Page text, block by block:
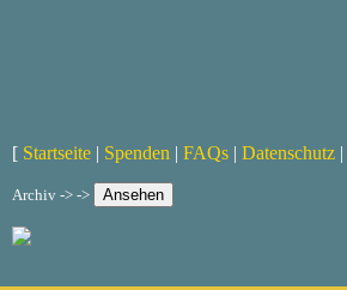
[ Startseite | Spenden | FAQs | Datenschutz |
Archiv -> ->